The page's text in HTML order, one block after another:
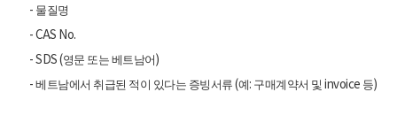
- 물질명
- CAS No.
- SDS (영문 또는 베트남어)
-베트남에서 취급된 적이 있다는 증빙서류 (예: 구매계약서 및 invoice 등)